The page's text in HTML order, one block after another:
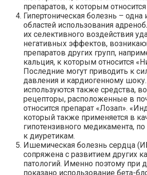
препаратов, к которым
Гипертоническая болезнь –
областей использования
их селективного воздействия
негативных эффектов,
препаратов других групп,
кальция, к которым относится
Последние могут приводить к
давления и кардиогенному
используются также средства,
рецепторы, расположенные в
относится препарат «Лозап».
который также применяется в
гипотензивного медикамента,
к диуретикам.
Ишемическая болезнь сердца
сопряжена с развитием других
патологий. Именно поэтому при
показано использование бета-